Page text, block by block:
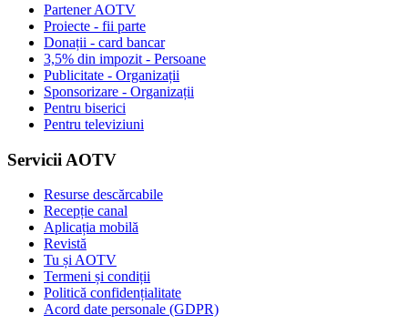
Partener AOTV
Proiecte - fii parte
Donații - card bancar
3,5% din impozit - Persoane
Publicitate - Organizații
Sponsorizare - Organizații
Pentru biserici
Pentru televiziuni
Servicii AOTV
Resurse descărcabile
Recepție canal
Aplicația mobilă
Revistă
Tu și AOTV
Termeni și condiții
Politică confidențialitate
Acord date personale (GDPR)